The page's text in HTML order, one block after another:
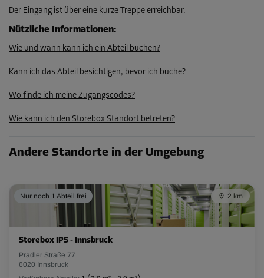
113,00 EUR/Mon
101,69 EUR/Mon
Abteil 15
Volumen: 27,3 m³
L:4,3m B:2,1m H:3m
-10%
240,29 EUR/Mon
Abteil 16
Volumen: 3,6 m³
Der Eingang ist über eine kurze Treppe erreichbar.
Nützliche Informationen:
Wie und wann kann ich ein Abteil buchen?
Kann ich das Abteil besichtigen, bevor ich buche?
Wo finde ich meine Zugangscodes?
Wie kann ich den Storebox Standort betreten?
Andere Standorte in der Umgebung
Nur noch 1 Abteil frei 2 km
Storebox IPS - Innsbruck
Pradler Straße 77
6020 Innsbruck